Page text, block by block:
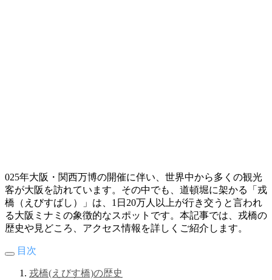
025年大阪・関西万博の開催に伴い、世界中から多くの観光
客が大阪を訪れています。​その中でも、道頓堀に架かる「戎
橋（えびすばし）」は、1日20万人以上が行き交うと言われ
る大阪ミナミの象徴的なスポットです。​本記事では、戎橋の
歴史や見どころ、アクセス情報を詳しくご紹介します。
目次
戎橋(えびす橋)の歴史